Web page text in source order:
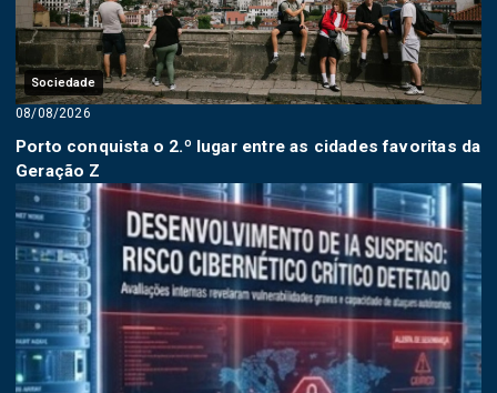
Sociedade
08/08/2026
Porto conquista o 2.º lugar entre as cidades favoritas da
Geração Z